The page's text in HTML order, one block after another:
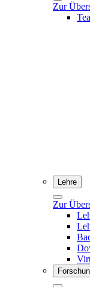
Zur
Lehre
Zur